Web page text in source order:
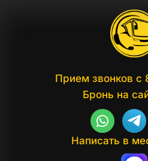
Прием звонков с
Бронь на
Написать в